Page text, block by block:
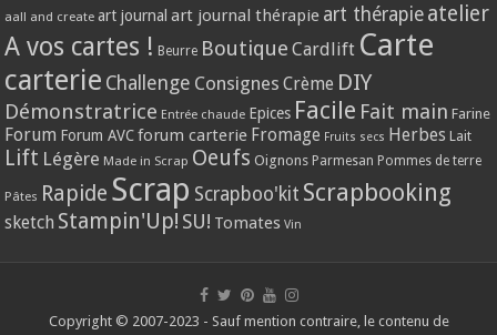
aall and create art journal art journal thérapie art thérapie atelier
A vos cartes ! Beurre Boutique Cardlift Carte
carterie Challenge Consignes Crème DIY
Démonstratrice Entrée chaude Epices Facile Fait main Farine
Forum Forum AVC forum carterie Fromage Fruits secs Herbes Lait
Lift Légère Made in Scrap Oeufs Oignons Parmesan Pommes de terre
Pâtes Rapide Scrap Scrapboo'kit Scrapbooking
sketch Stampin'Up! SU! Tomates Vin
Copyright © 2007-2023 - Sauf mention contraire, le contenu de